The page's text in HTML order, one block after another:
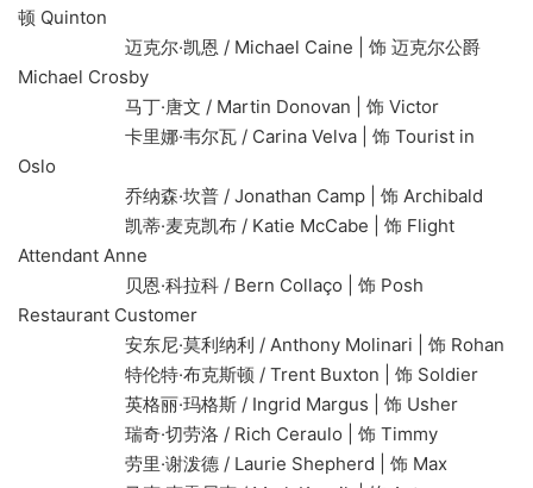
顿 Quinton
迈克尔·凯恩 / Michael Caine | 饰 迈克尔公爵
Michael Crosby
马丁·唐文 / Martin Donovan | 饰 Victor
卡里娜·韦尔瓦 / Carina Velva | 饰 Tourist in
Oslo
乔纳森·坎普 / Jonathan Camp | 饰 Archibald
凯蒂·麦克凯布 / Katie McCabe | 饰 Flight
Attendant Anne
贝恩·科拉科 / Bern Collaço | 饰 Posh
Restaurant Customer
安东尼·莫利纳利 / Anthony Molinari | 饰 Rohan
特伦特·布克斯顿 / Trent Buxton | 饰 Soldier
英格丽·玛格斯 / Ingrid Margus | 饰 Usher
瑞奇·切劳洛 / Rich Ceraulo | 饰 Timmy
劳里·谢泼德 / Laurie Shepherd | 饰 Max